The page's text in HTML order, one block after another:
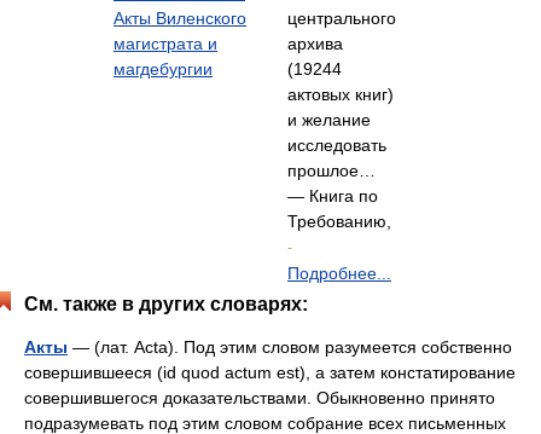
Акты Виленского
магистрата и
магдебургии
центрального
архива
(19244
актовых книг)
и желание
исследовать
прошлое…
— Книга по
Требованию,
-
Подробнее...
См. также в других словарях:
Акты — (лат. Acta). Под этим словом разумеется собственно
совершившееся (id quod actum est), a затем констатирование
совершившегося доказательствами. Обыкновенно принято
подразумевать под этим словом собрание всех письменных